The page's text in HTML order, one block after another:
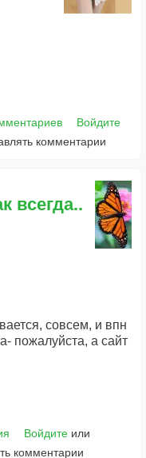
Войдите
комментарии
всегда..
совсем, и впн
пожалуйста, а сайт
Войдитеили
комментарии